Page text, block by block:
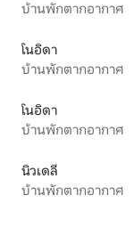
บ้านพักตากอากาศ
โนอิดา
บ้านพักตากอากาศ
โนอิดา
บ้านพักตากอากาศ
นิวเดลี
บ้านพักตากอากาศ